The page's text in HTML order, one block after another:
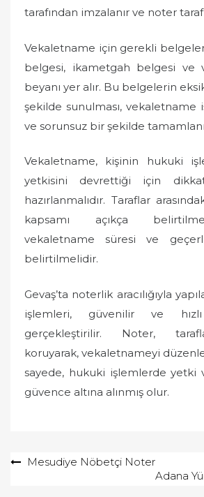
tarafından imzalanır ve noter
Vekaletname için gerekli
belgesi, ikametgah belgesi ve
beyanı yer alır. Bu belgelerin
şekilde sunulması, vekaletname
ve sorunsuz bir şekilde
Vekaletname, kişinin hukuki
yetkisini devrettiği için
hazırlanmalıdır. Taraflar
kapsamı açıkça
vekaletname süresi ve
belirtilmelidir.
Gevaş’ta noterlik aracılığıyla
işlemleri, güvenilir ve
gerçekleştirilir. Noter,
koruyarak, vekaletnameyi
sayede, hukuki işlemlerde yetki
güvence altına alınmış olur.
YazıMesudiye Nöbetçi Noter
Adana